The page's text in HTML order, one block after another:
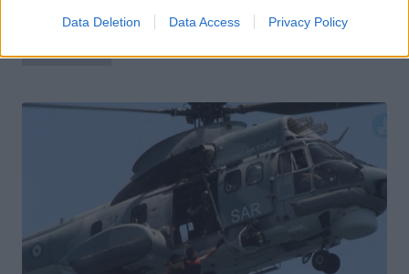
Data Deletion Data Access Privacy Policy
17.08.15, 12:24